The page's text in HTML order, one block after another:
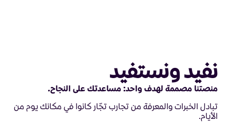
نفيد ونستفيد
منصتنا مصممة لهدف واحد: مساعدتك على النجاح.
تبادل الخبرات والمعرفة من تجارب تجّار كانوا في مكانك يوم من
الأيام.